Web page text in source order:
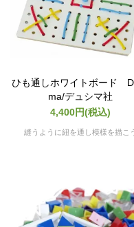
ひも通しホワイトボード
ma/デュシマ社
4,400円(税込)
縫うように紐を通し模様を描こ